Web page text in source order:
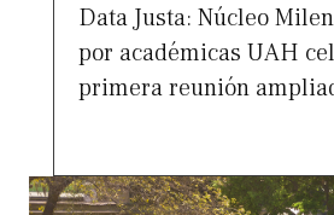
Data Justa: Núcleo
por académicas UAH
primera reunión